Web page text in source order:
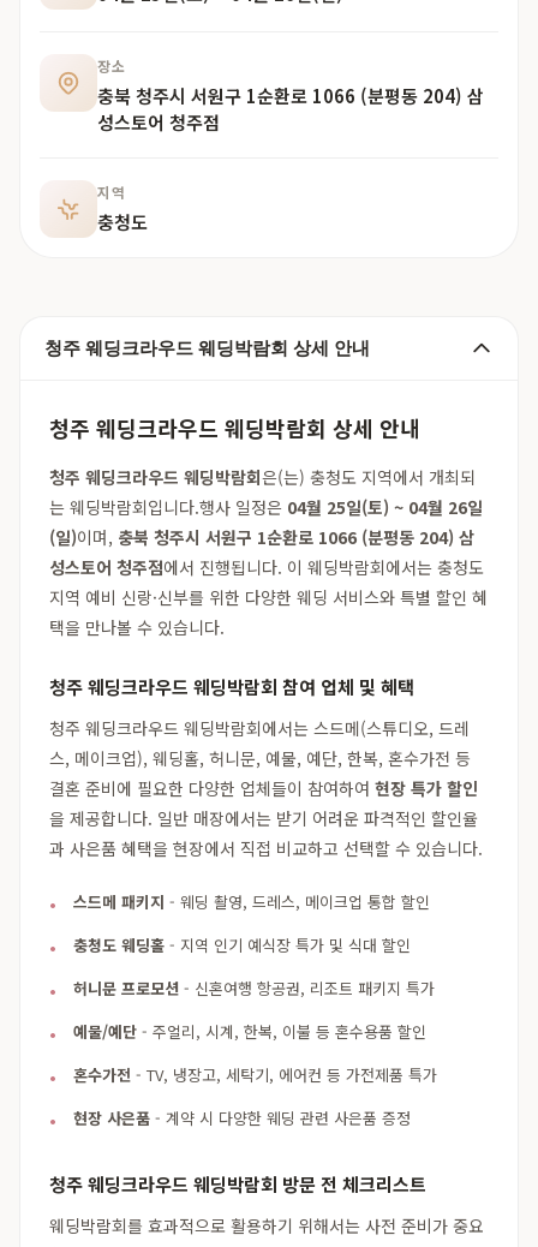
장소
충북 청주시 서원구 1순환로 1066 (분평동 204) 삼
성스토어 청주점
지역
충청도
청주 웨딩크라우드 웨딩박람회 상세 안내
청주 웨딩크라우드 웨딩박람회 상세 안내
청주 웨딩크라우드 웨딩박람회은(는) 충청도 지역에서 개최되
는 웨딩박람회입니다.행사 일정은 04월 25일(토) ~ 04월 26일
(일)이며, 충북 청주시 서원구 1순환로 1066 (분평동 204) 삼
성스토어 청주점에서 진행됩니다. 이 웨딩박람회에서는 충청도
지역 예비 신랑·신부를 위한 다양한 웨딩 서비스와 특별 할인 혜
택을 만나볼 수 있습니다.
청주 웨딩크라우드 웨딩박람회 참여 업체 및 혜택
청주 웨딩크라우드 웨딩박람회에서는 스드메(스튜디오, 드레
스, 메이크업), 웨딩홀, 허니문, 예물, 예단, 한복, 혼수가전 등
결혼 준비에 필요한 다양한 업체들이 참여하여 현장 특가 할인
을 제공합니다. 일반 매장에서는 받기 어려운 파격적인 할인율
과 사은품 혜택을 현장에서 직접 비교하고 선택할 수 있습니다.
스드메 패키지 - 웨딩 촬영, 드레스, 메이크업 통합 할인
충청도 웨딩홀 - 지역 인기 예식장 특가 및 식대 할인
허니문 프로모션 - 신혼여행 항공권, 리조트 패키지 특가
예물/예단 - 주얼리, 시계, 한복, 이불 등 혼수용품 할인
혼수가전 - TV, 냉장고, 세탁기, 에어컨 등 가전제품 특가
현장 사은품 - 계약 시 다양한 웨딩 관련 사은품 증정
청주 웨딩크라우드 웨딩박람회 방문 전 체크리스트
웨딩박람회를 효과적으로 활용하기 위해서는 사전 준비가 중요